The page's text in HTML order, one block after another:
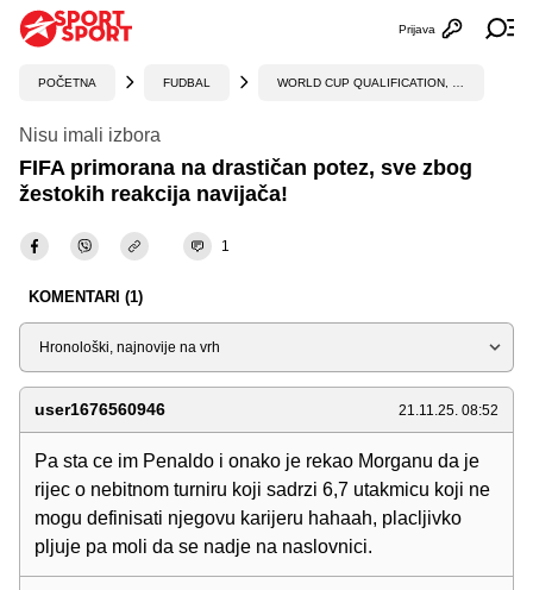
Otvori
Prijava
POČETNA FUDBAL
Nisu imali izbora
FIFA primorana na drastičan potez, sve zbog
žestokih reakcija navijača!
1
KOMENTARI (1)
Sortiraj
user1676560946 21.11.25. 08:52
Pa sta ce im Penaldo i onako je rekao Morganu da je
rijec o nebitnom turniru koji sadrzi 6,7 utakmicu koji ne
mogu definisati njegovu karijeru hahaah, placljivko
pljuje pa moli da se nadje na naslovnici.